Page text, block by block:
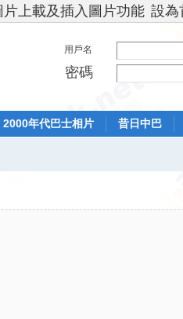
片上載及插入圖片功能 設為
用戶名
密碼
2000年代巴士相片 昔日中巴